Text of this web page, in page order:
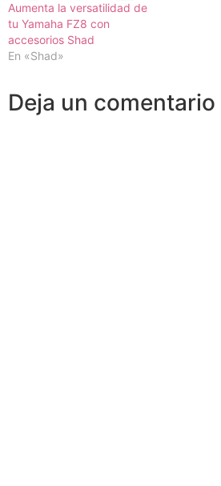
Aumenta la versatilidad de
tu Yamaha FZ8 con
accesorios Shad
En «Shad»
Deja un comentario